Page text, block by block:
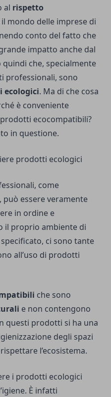
al rispetto
mondo delle imprese di
conto del fatto che
impatto anche dal
quindi che, specialmente
professionali, sono
ecologici. Ma di che cosa
è conveniente
ecocompatibili?
in questione.
prodotti ecologici
come
, può essere veramente
in ordine e
il proprio ambiente di
ci sono tante
all’uso di prodotti
che sono
e non contengono
questi prodotti si ha una
degli spazi
l’ecosistema.
i prodotti ecologici
È infatti